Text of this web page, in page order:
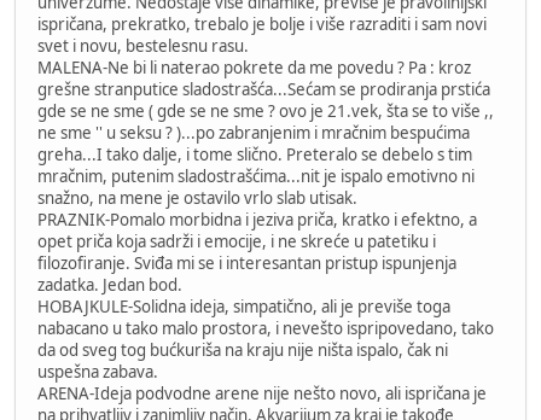
ispričana, prekratko, trebalo je bolje i više razraditi i sam novi
svet i novu, bestelesnu rasu.
MALENA-Ne bi li naterao pokrete da me povedu ? Pa : kroz
grešne stranputice sladostrašća...Sećam se prodiranja prstića
gde se ne sme ( gde se ne sme ? ovo je 21.vek, šta se to više ,,
ne sme '' u seksu ? )...po zabranjenim i mračnim bespućima
greha...I tako dalje, i tome slično. Preteralo se debelo s tim
mračnim, putenim sladostrašćima...nit je ispalo emotivno ni
snažno, na mene je ostavilo vrlo slab utisak.
PRAZNIK-Pomalo morbidna i jeziva priča, kratko i efektno, a
opet priča koja sadrži i emocije, i ne skreće u patetiku i
filozofiranje. Sviđa mi se i interesantan pristup ispunjenja
zadatka. Jedan bod.
HOBAJKULE-Solidna ideja, simpatično, ali je previše toga
nabacano u tako malo prostora, i nevešto ispripovedano, tako
da od sveg tog bućkuriša na kraju nije ništa ispalo, čak ni
uspešna zabava.
ARENA-Ideja podvodne arene nije nešto novo, ali ispričana je